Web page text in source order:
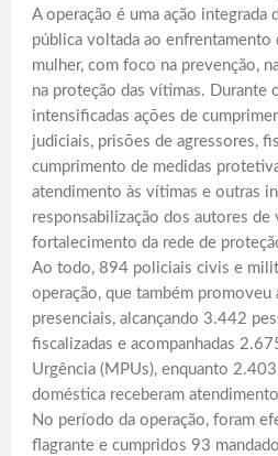
A operação é uma ação integrada
pública voltada ao enfrentamento
mulher, com foco na prevenção,
na proteção das vítimas. Durante
intensificadas ações de
judiciais, prisões de agressores,
cumprimento de medidas
atendimento às vítimas e outras
responsabilização dos autores de
fortalecimento da rede de
Ao todo, 894 policiais civis e
operação, que também promoveu
presenciais, alcançando 3.442
fiscalizadas e acompanhadas
Urgência (MPUs), enquanto
doméstica receberam
No período da operação, foram
flagrante e cumpridos 93